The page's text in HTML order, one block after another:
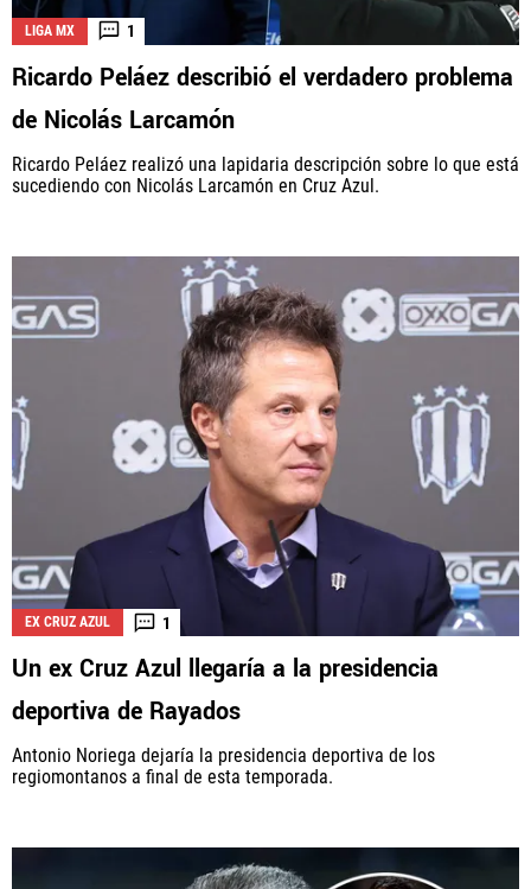
LIGA MX 1
Ricardo Peláez describió el verdadero problema
de Nicolás Larcamón
Ricardo Peláez realizó una lapidaria descripción sobre lo que está
sucediendo con Nicolás Larcamón en Cruz Azul.
EX CRUZ AZUL 1
Un ex Cruz Azul llegaría a la presidencia
deportiva de Rayados
Antonio Noriega dejaría la presidencia deportiva de los
regiomontanos a final de esta temporada.